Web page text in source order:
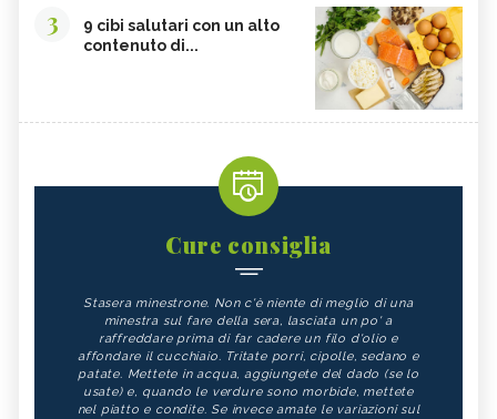
3
9 cibi salutari con un alto
contenuto di...
Cure consiglia
Stasera minestrone. Non c'è niente di meglio di una
minestra sul fare della sera, lasciata un po' a
raffreddare prima di far cadere un filo d'olio e
affondare il cucchiaio. Tritate porri, cipolle, sedano e
patate. Mettete in acqua, aggiungete del dado (se lo
usate) e, quando le verdure sono morbide, mettete
nel piatto e condite. Se invece amate le variazioni sul